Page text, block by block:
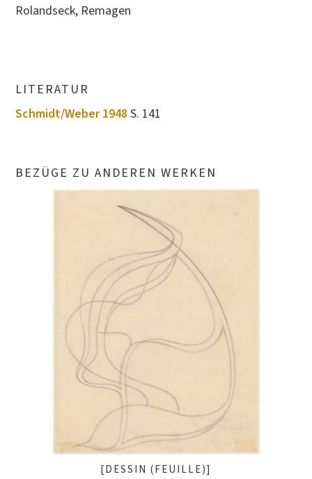
Rolandseck, Remagen
LITERATUR
Schmidt/Weber 1948 S. 141
BEZÜGE ZU ANDEREN WERKEN
[DESSIN (FEUILLE)]